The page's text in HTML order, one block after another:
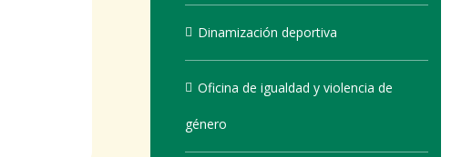
Dinamización deportiva
Oficina de igualdad y violencia de
género